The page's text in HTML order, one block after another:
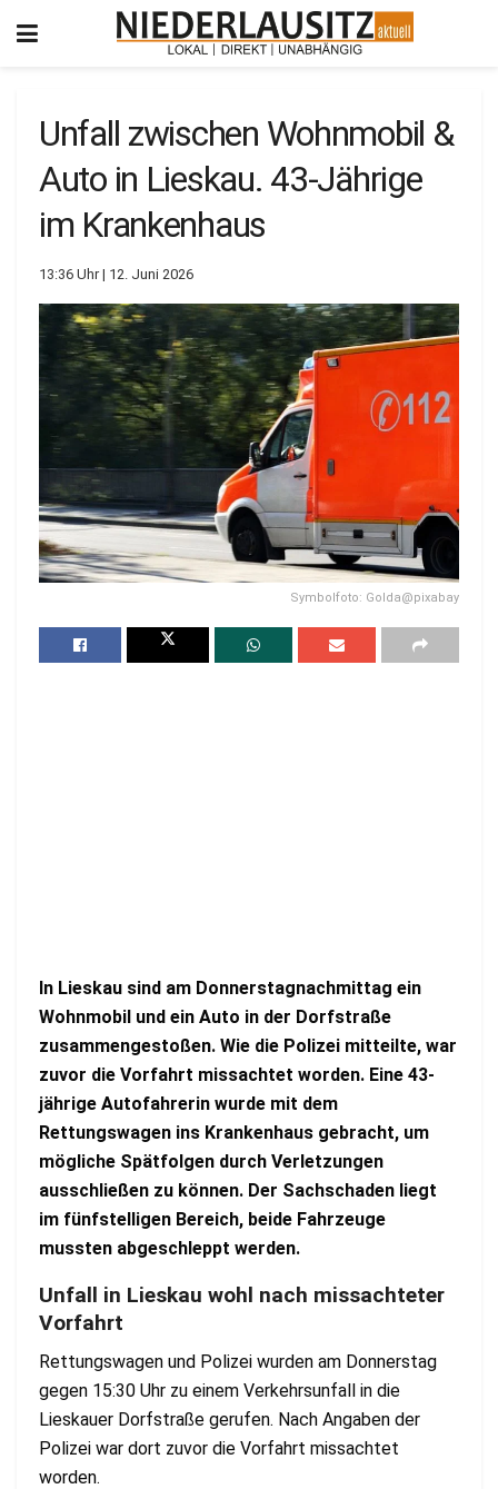
Unfall zwischen Wohnmobil &
Auto in Lieskau. 43-Jährige
im Krankenhaus
13:36 Uhr | 12. Juni 2026
Symbolfoto: Golda@pixabay
In Lieskau sind am Donnerstagnachmittag ein
Wohnmobil und ein Auto in der Dorfstraße
zusammengestoßen. Wie die Polizei mitteilte, war
zuvor die Vorfahrt missachtet worden. Eine 43-
jährige Autofahrerin wurde mit dem
Rettungswagen ins Krankenhaus gebracht, um
mögliche Spätfolgen durch Verletzungen
ausschließen zu können. Der Sachschaden liegt
im fünfstelligen Bereich, beide Fahrzeuge
mussten abgeschleppt werden.
Unfall in Lieskau wohl nach missachteter
Vorfahrt
Rettungswagen und Polizei wurden am Donnerstag
gegen 15:30 Uhr zu einem Verkehrsunfall in die
Lieskauer Dorfstraße gerufen. Nach Angaben der
Polizei war dort zuvor die Vorfahrt missachtet
worden.